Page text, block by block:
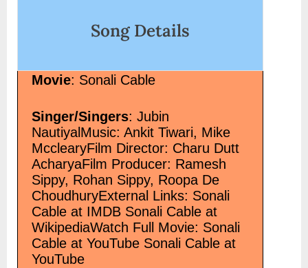
Song Details
Movie: Sonali Cable
Singer/Singers: Jubin
NautiyalMusic: Ankit Tiwari, Mike
McclearyFilm Director: Charu Dutt
AcharyaFilm Producer: Ramesh
Sippy, Rohan Sippy, Roopa De
ChoudhuryExternal Links: Sonali
Cable at IMDB Sonali Cable at
WikipediaWatch Full Movie: Sonali
Cable at YouTube Sonali Cable at
YouTube